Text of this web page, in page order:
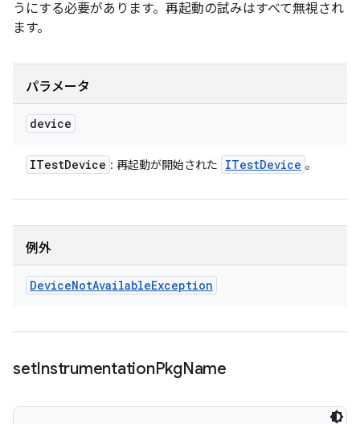
うにする必要があります。再起動の試みはすべて無視され
ます。
パラメータ
device
ITestDevice : 再起動が開始された ITestDevice 。
例外
DeviceNotAvailableException
setInstrumentationPkgName